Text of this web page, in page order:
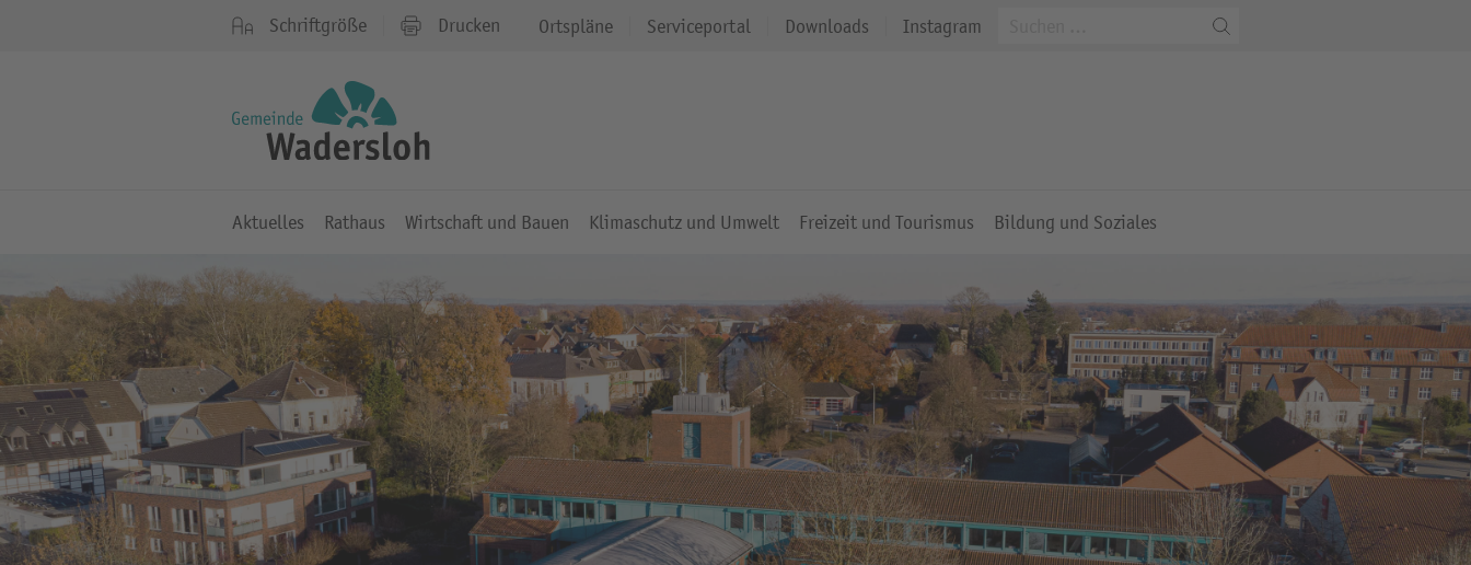
Schriftgröße Drucken Ortspläne Serviceportal Downloads Instagram
Aktuelles Rathaus Wirtschaft und Bauen Klimaschutz und Umwelt Freizeit und Tourismus Bildung und Soziales